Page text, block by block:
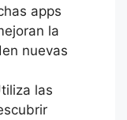
apps
la
nuevas
las